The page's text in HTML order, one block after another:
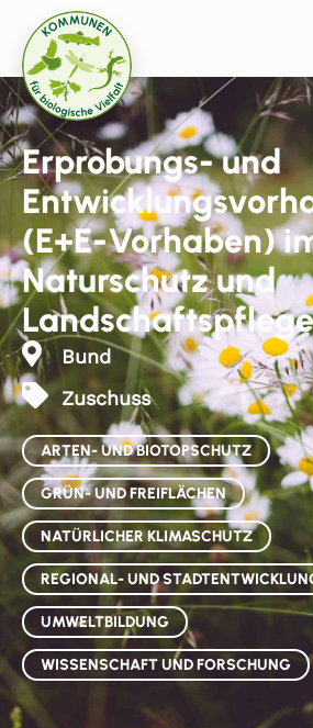
Erprobungs- und
(E+E-Vorhaben)
Naturschutz und
Landschaftspflege
Bund
Zuschuss
ARTEN- UND BIOTOPSCHUTZ
GRÜN- UND FREIFLÄCHEN
NATÜRLICHER KLIMASCHUTZ
REGIONAL- UND
UMWELTBILDUNG
WISSENSCHAFT UND FORSCHUNG